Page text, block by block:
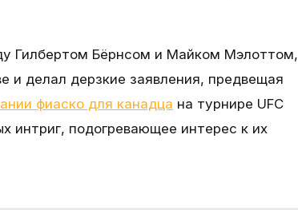
Гилбертом Бёрнсом и Майком Мэлоттом,
и делал дерзкие заявления, предвещая
фиаско для канадца на турнире UFC
интриг, подогревающее интерес к их